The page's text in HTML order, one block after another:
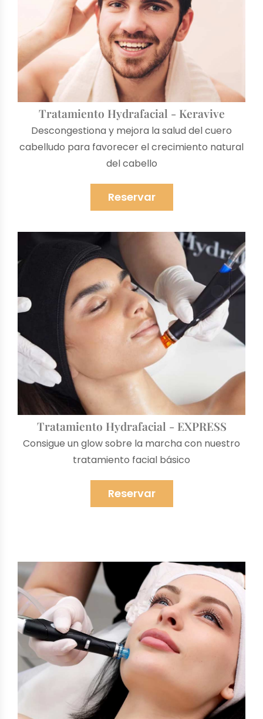
Tratamiento Hydrafacial - Keravive
Descongestiona y mejora la salud del cuero
cabelludo para favorecer el crecimiento natural
del cabello
Reservar
Tratamiento Hydrafacial - EXPRESS
Consigue un glow sobre la marcha con nuestro
tratamiento facial básico
Reservar